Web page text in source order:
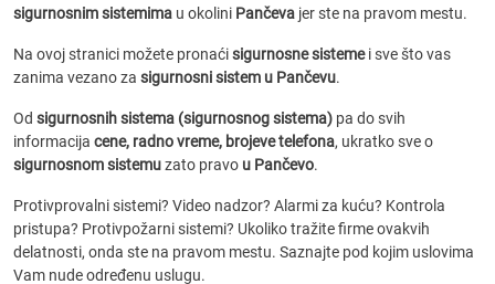
sigurnosnim sistemima u okolini Pančeva jer ste na pravom mestu.
Na ovoj stranici možete pronaćisigurnosne sistemei sve što vas
zanima vezano za sigurnosni sistem u Pančevu.
Od sigurnosnih sistema (sigurnosnog sistema) pa do svih
informacija cene, radno vreme, brojeve telefona, ukratko sve o
sigurnosnom sistemuzato pravo u Pančevo.
Protivprovalni sistemi? Video nadzor? Alarmi za kuću? Kontrola
pristupa? Protivpožarni sistemi? Ukoliko tražite firme ovakvih
delatnosti, onda ste na pravom mestu. Saznajte pod kojim uslovima
Vam nude određenu uslugu.